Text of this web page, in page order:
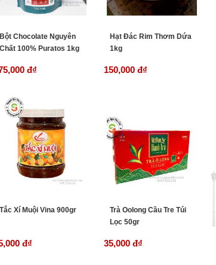
Bột Chocolate Nguyên
Chất 100% Puratos 1kg
đ₫
Hạt Đác Rim Thơm Dứa
1kg
150,000 đ₫
Tắc Xí Muội Vina 900gr
đ₫
Trà Oolong Cầu Tre Túi
Lọc 50gr
35,000 đ₫